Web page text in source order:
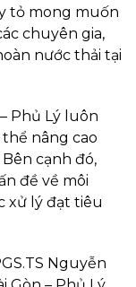
tỏ mong muốn
chuyên gia,
nước thải tại
Phủ Lý luôn
nâng cao
cạnh đó,
đề về môi
xử lý đạt tiêu
Nguyễn